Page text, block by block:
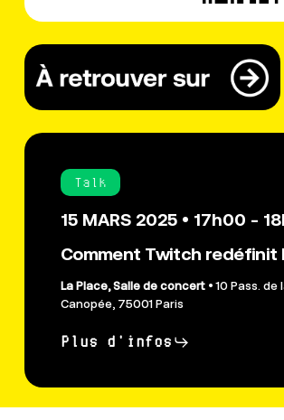
Talk
15 MARS 2025 • 17h00 -
Comment Twitch redéfinit
La Place, Salle de concert • 10 Pass. de
Canopée, 75001 Paris
Plus d'infos